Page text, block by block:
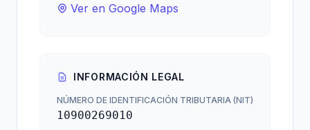
Ver en Google Maps
INFORMACIÓN LEGAL
NÚMERO DE IDENTIFICACIÓN TRIBUTARIA (NIT)
10900269010